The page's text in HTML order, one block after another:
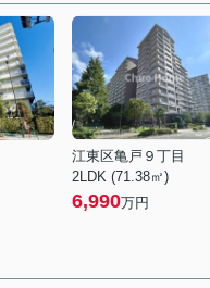
江東区亀戸９丁目
2LDK (71.38㎡)
6,990万円